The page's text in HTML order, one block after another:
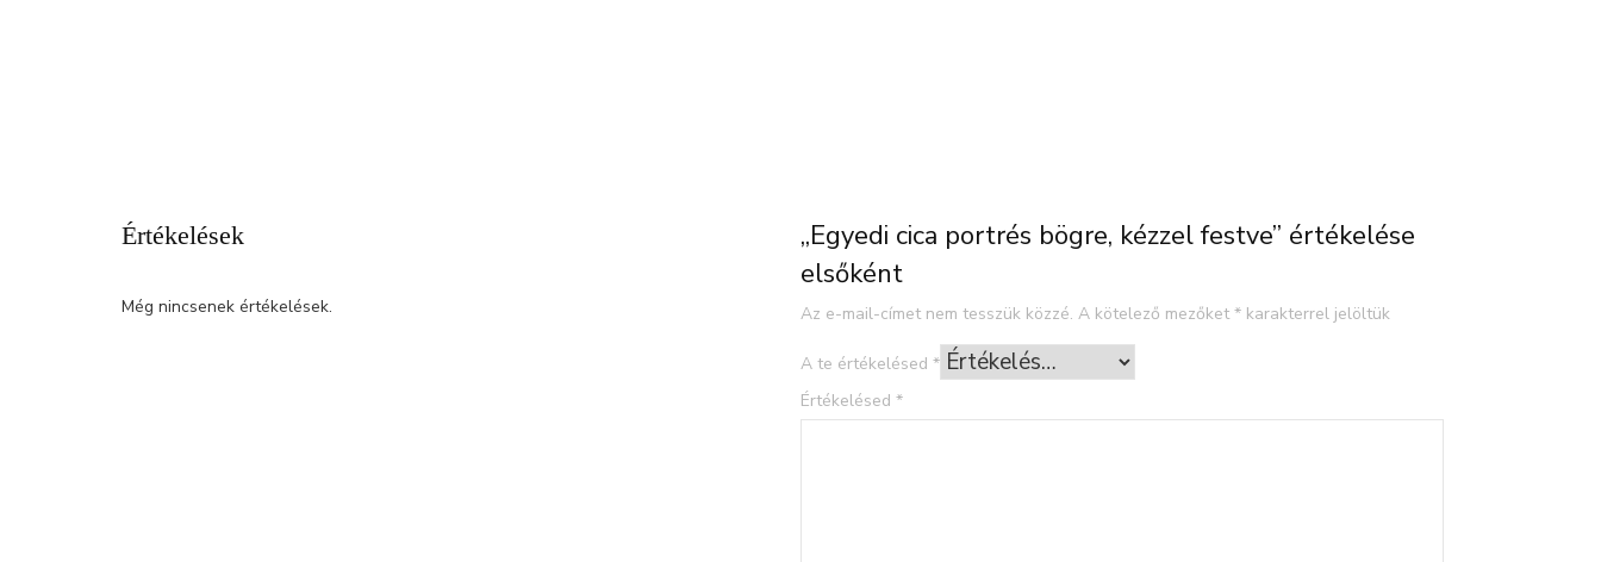
Értékelések
Még nincsenek értékelések.
„Egyedi cica portrés bögre, kézzel festve” értékelése
elsőként
Az e-mail-címet nem tesszük közzé. A kötelező mezőket* karakterrel jelöltük
A te értékelésed *
Értékelésed *